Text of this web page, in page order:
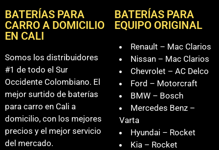
BATERÍAS PARA
CARRO A DOMICILIO
EN CALI
Somos los distribuidores
#1 de todo el Sur
Occidente Colombiano. El
mejor surtido de baterías
para carro en Cali a
domicilio, con los mejores
precios y el mejor servicio
del mercado.
BATERÍAS PARA
EQUIPO ORIGINAL
Renault – Mac Clarios
Nissan – Mac Clarios
Chevrolet – AC Delco
Ford – Motorcraft
BMW – Bosch
Mercedes Benz –
Varta
Hyundai – Rocket
Kia – Rocket